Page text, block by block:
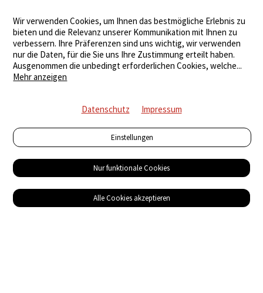
Wir verwenden Cookies, um Ihnen das bestmögliche Erlebnis zu
bieten und die Relevanz unserer Kommunikation mit Ihnen zu
verbessern. Ihre Präferenzen sind uns wichtig, wir verwenden
nur die Daten, für die Sie uns Ihre Zustimmung erteilt haben.
Ausgenommen die unbedingt erforderlichen Cookies, welche...
Mehr anzeigen
Datenschutz Impressum
Einstellungen
Nur funktionale Cookies
Alle Cookies akzeptieren